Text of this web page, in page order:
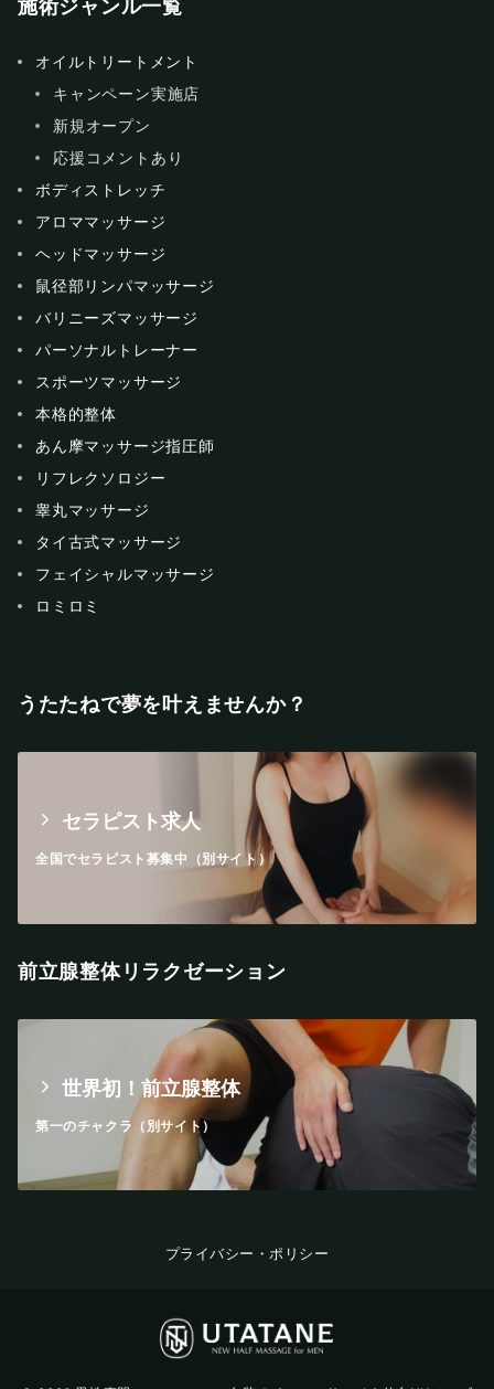
施術ジャンル一覧
オイルトリートメント
キャンペーン実施店
新規オープン
応援コメントあり
ボディストレッチ
アロママッサージ
ヘッドマッサージ
鼠径部リンパマッサージ
バリニーズマッサージ
パーソナルトレーナー
スポーツマッサージ
本格的整体
あん摩マッサージ指圧師
リフレクソロジー
睾丸マッサージ
タイ古式マッサージ
フェイシャルマッサージ
ロミロミ
うたたねで夢を叶えませんか？
セラピスト求人
全国でセラピスト募集中（別サイト）
前立腺整体リラクゼーション
世界初！前立腺整体
第一のチャクラ（別サイト）
プライバシー・ポリシー